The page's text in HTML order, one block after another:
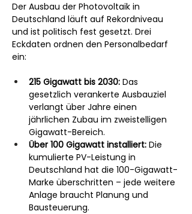
Der Ausbau der Photovoltaik in
Deutschland läuft auf Rekordniveau
und ist politisch fest gesetzt. Drei
Eckdaten ordnen den Personalbedarf
ein:
215 Gigawatt bis 2030: Das
gesetzlich verankerte Ausbauziel
verlangt über Jahre einen
jährlichen Zubau im zweistelligen
Gigawatt-Bereich.
Über 100 Gigawatt installiert: Die
kumulierte PV-Leistung in
Deutschland hat die 100-Gigawatt-
Marke überschritten – jede weitere
Anlage braucht Planung und
Bausteuerung.